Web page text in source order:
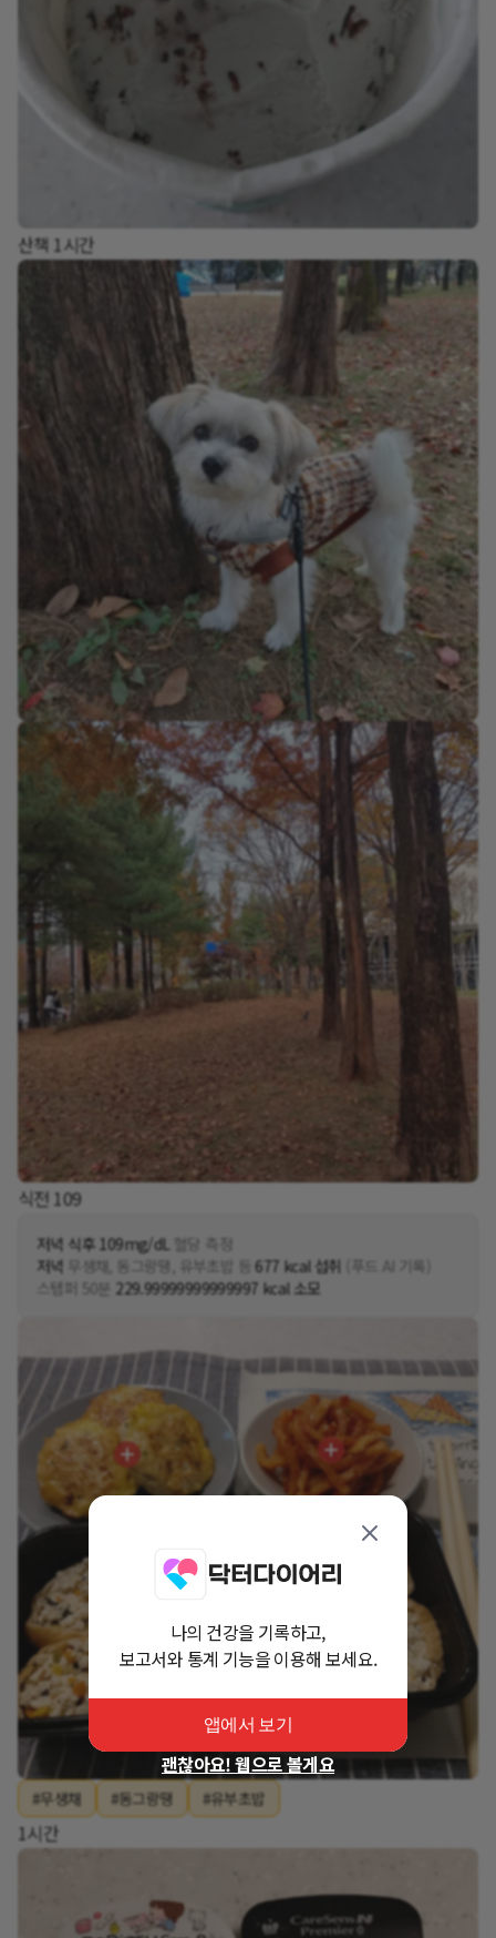
산책 1시간
식전 109
저녁 식후 109mg/dL 혈당 측정
저녁 무생채, 동그랑땡, 유부초밥 등677 kcal 섭취 (푸드 AI 기록)
스텝퍼 50분 229.99999999999997 kcal 소모
#무생채 #동그랑땡 #유부초밥
1시간
나의 건강을 기록하고,
보고서와 통계 기능을 이용해 보세요.
앱에서 보기
괜찮아요! 웹으로 볼게요